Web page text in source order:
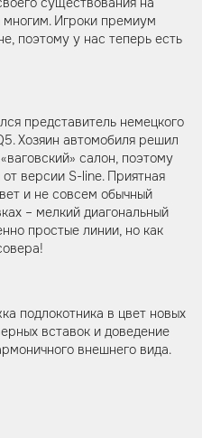
Игроки премиум
поэтому у нас теперь есть
представитель немецкого
Хозяин автомобиля решил
салон, поэтому
версии S-line. Приятная
и не совсем обычный
– мелкий диагональный
простые линии, но как
подлокотника в цвет новых
вставок и доведение
внешнего вида.